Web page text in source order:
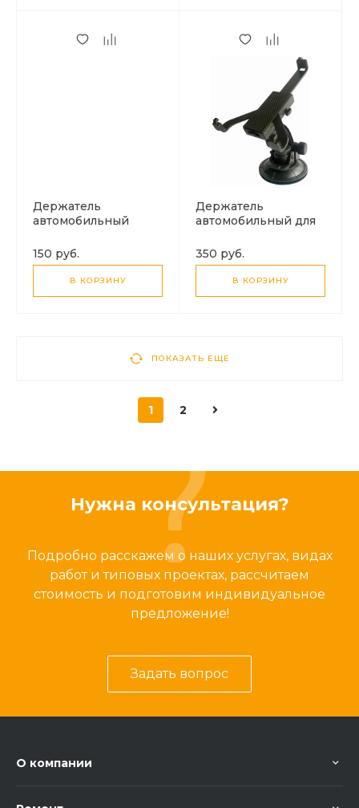
Держатель
автомобильный
150 руб.
В КОРЗИНУ
Держатель
автомобильный для
универсальный, 7
дюймов
350 руб.
В КОРЗИНУ
ПОКАЗАТЬ ЕЩЕ
1 2
Нужна консультация?
Подробно расскажем о наших услугах, видах
работ и типовых проектах, рассчитаем
стоимость и подготовим индивидуальное
предложение!
Задать вопрос
О компании